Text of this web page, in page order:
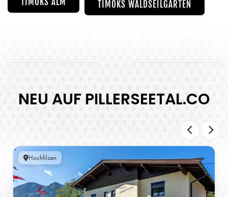
TIMOKS WALDSEILGARTEN
NEU AUF PILLERSEETAL.CO
Hochfilzen